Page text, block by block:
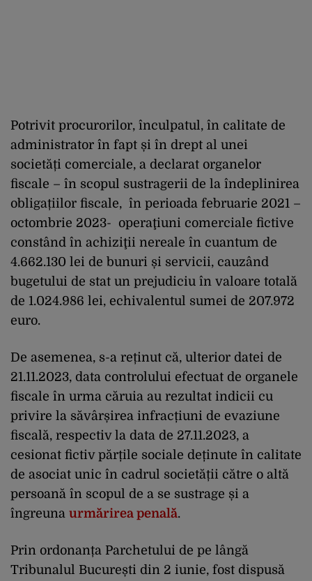
Potrivit procurorilor, înculpatul, în calitate de
administrator în fapt și în drept al unei
societăți comerciale, a declarat organelor
fiscale – în scopul sustragerii de la îndeplinirea
obligațiilor fiscale, în perioada februarie 2021 –
octombrie 2023- operaţiuni comerciale fictive
constând în achiziţii nereale în cuantum de
4.662.130 lei de bunuri și servicii, cauzând
bugetului de stat un prejudiciu în valoare totală
de 1.024.986 lei, echivalentul sumei de 207.972
euro.
De asemenea, s-a reținut că, ulterior datei de
21.11.2023, data controlului efectuat de organele
fiscale în urma căruia au rezultat indicii cu
privire la săvârșirea infracțiuni de evaziune
fiscală, respectiv la data de 27.11.2023, a
cesionat fictiv părțile sociale deținute în calitate
de asociat unic în cadrul societății către o altă
persoană în scopul de a se sustrage și a
îngreuna urmărirea penală.
Prin ordonanța Parchetului de pe lângă
Tribunalul București din 2 iunie, fost dispusă